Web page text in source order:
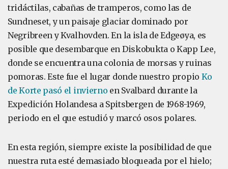
tridáctilas, cabañas de tramperos, como las de
Sundneset, y un paisaje glaciar dominado por
Negribreen y Kvalhovden. En la isla de Edgeøya, es
posible que desembarque en Diskobukta o Kapp Lee,
donde se encuentra una colonia de morsas y ruinas
pomoras. Este fue el lugar donde nuestro propio Ko
de Korte pasó el invierno en Svalbard durante la
Expedición Holandesa a Spitsbergen de 1968-1969,
periodo en el que estudió y marcó osos polares.
En esta región, siempre existe la posibilidad de que
nuestra ruta esté demasiado bloqueada por el hielo;